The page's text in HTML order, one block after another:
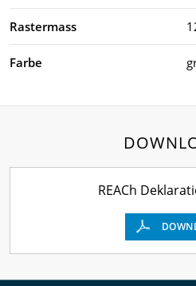
Rastermass
Farbe
REACh